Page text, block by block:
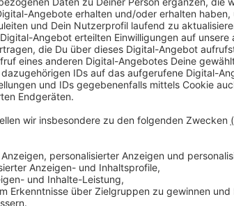
Der 58-jährige Angeklagte soll von dem
sie zu töten. Er soll sie mit einem unbekannten
Beschuldigte streitet das ab. Letztes Jahr
gegeben. DNA-Spuren hatten die Ermittler zu
stammen von Hautschuppen, die damals an
Verdächtige wurde festgenommen. Er war
achtjährigen Haftstrafe verurteilt worden. Der
Mutter gefunden, als er aus der Schule kam.
das Leben. In dem Gerichtsprozess sind noch
zum 19. Juli.
Anzeige